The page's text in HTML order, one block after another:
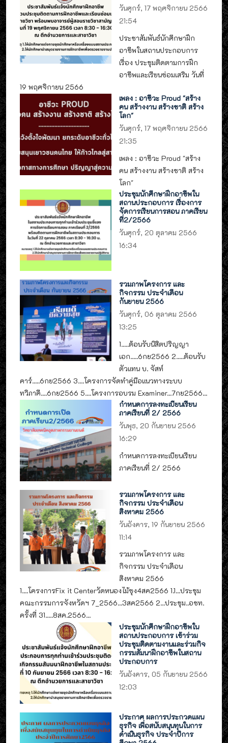
วันศุกร์, 17 พฤศจิกายน 2566
21:54
ประชาสัมพันธ์นักศึกษาฝึก
อาชีพในสถานประกอบการ
เรื่อง ประชุมติดตามการฝึก
อาชีพและเรียนซ่อมเสริม วันที่
19 พฤศจิกายน 2566
เพลง : อาชีวะ Proud "สร้าง
คน สร้างงาน สร้างชาติ สร้าง
โลก"
วันศุกร์, 17 พฤศจิกายน 2566
21:35
เพลง : อาชีวะ Proud "สร้าง
คน สร้างงาน สร้างชาติ สร้าง
โลก"
ประชุมนักศึกษาฝึกอาชีพใน
สถานประกอบการ เรื่องการ
จัดการเรียนการสอน ภาคเรียน
ที่2/2566
วันศุกร์, 20 ตุลาคม 2566
16:34
รวมภาพโครงการ และ
กิจกรรม ประจำเดือน
กันยายน 2566
วันศุกร์, 06 ตุลาคม 2566
13:25
1.....ต้อนรับนิสิตปริญญา
เอก.....6กย2566 2.....ต้อนรับ
ตัวแทน บ. จัสท์
คาร์.....6กย2566 3....โครงการจัดทำคู่มือแนวทางระบบ
ทวิภาคี....6กย2566 5....โครงการอบรม Examiner...7กย2566...
กำหนดการลงทะเบียนเรียน
ภาคเรียนที่ 2/ 2566
วันพุธ, 20 กันยายน 2566
16:29
กำหนดการลงทะเบียนเรียน
ภาคเรียนที่ 2/ 2566
รวมภาพโครงการ และ
กิจกรรม ประจำเดือน
สิงหาคม 2566
วันอังคาร, 19 กันยายน 2566
11:14
รวมภาพโครงการ และ
กิจกรรม ประจำเดือน
สิงหาคม 2566
1....โครงการFix it Centerวัดหนองไม้ซุง4สค2566 1.1...ประชุม
คณะกรรมการจังหวัดฯ 7_2566...3สค2566 2...ประชุม..อชท.
ครั้งที่ 31.....8สค.2566...
ประชุมนักศึกษาฝึกอาชีพใน
สถานประกอบการ เข้าร่วม
ประชุมติดตามงานและร่วมกิจ
กรรมสัมนาฝึกอาชีพในสถาน
ประกอบการ
วันอังคาร, 05 กันยายน 2566
12:03
ประกาศ ผลการประกวดแผน
ธุรกิจ เพื่อสนับสนุนทุนในการ
ดำเนินธุรกิจ ประจำปีการ